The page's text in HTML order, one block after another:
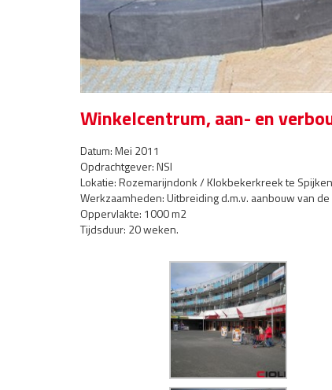
Winkelcentrum, aan- en
Datum: Mei 2011
Opdrachtgever: NSI
Lokatie: Rozemarijndonk / Klokbekerkreek te
Werkzaamheden: Uitbreiding d.m.v. aanbouw van
Oppervlakte: 1000 m2
Tijdsduur: 20 weken.